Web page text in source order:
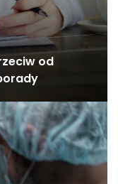
od